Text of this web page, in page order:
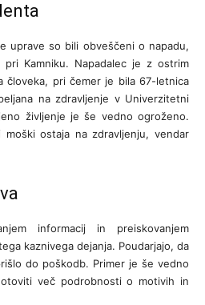
uprave so bili obveščeni o napadu,
Kamniku. Napadalec je z ostrim
človeka, pri čemer je bila 67-letnica
na zdravljenje v Univerzitetni
življenje je še vedno ogroženo.
moški ostaja na zdravljenju, vendar
informacij in preiskovanjem
kaznivega dejanja. Poudarjajo, da
do poškodb. Primer je še vedno
več podrobnosti o motivih in